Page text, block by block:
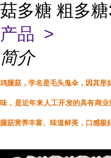
菇多糖 粗多
产品 >
简介
鸡腿菇，学名是毛头鬼伞，因其形
味，是近年来人工开发的具有商
腿菇营养丰富、味道鲜美，口感极